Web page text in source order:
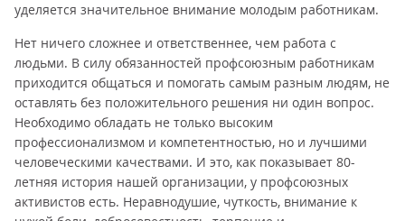
уделяется значительное внимание молодым работникам.
Нет ничего сложнее и ответственнее, чем работа с
людьми. В силу обязанностей профсоюзным работникам
приходится общаться и помогать самым разным людям, не
оставлять без положительного решения ни один вопрос.
Необходимо обладать не только высоким
профессионализмом и компетентностью, но и лучшими
человеческими качествами. И это, как показывает 80-
летняя история нашей организации, у профсоюзных
активистов есть. Неравнодушие, чуткость, внимание к